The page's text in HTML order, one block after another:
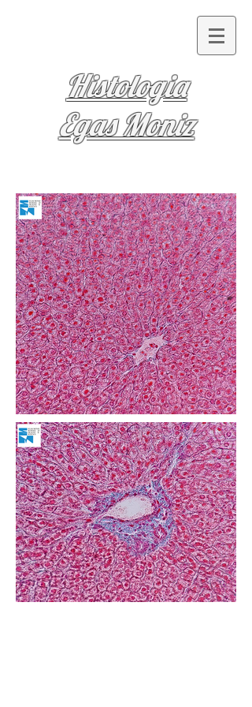
Histologia
Egas Moniz